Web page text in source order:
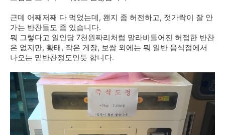
근데 어째저째 다 먹었는데, 왠지 좀 허전하고, 젓가락이 잘 안
가는 반찬들도 좀 있습니다.
뭐 그렇다고 일인당 7천원짜리처럼 말라비틀어진 허접한 반찬
은 없지만, 황태, 작은 게장, 보쌈 외에는 뭐 일반 음식점에서
나오는 밑반찬정도인듯 합니다.